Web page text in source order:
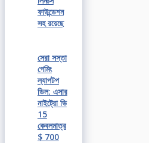
ফাউন্ডেশন
সহ রয়েছে
সেরা সস্তা
গেমিং
ল্যাপটপ
ডিল: এসার
নাইট্রো ভি
15
কেবলমাত্র
$ 700